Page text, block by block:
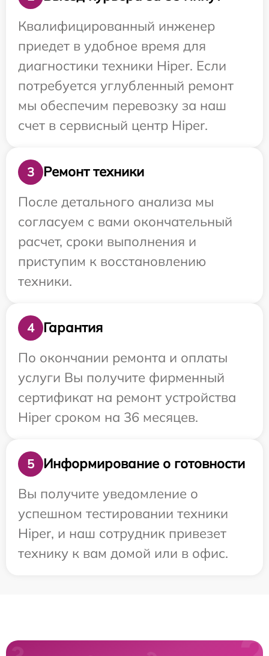
Квалифицированный инженер
приедет в удобное время для
диагностики техники Hiper. Если
потребуется углубленный ремонт
мы обеспечим перевозку за наш
счет в сервисный центр Hiper.
3
Ремонт техники
После детального анализа мы
согласуем с вами окончательный
расчет, сроки выполнения и
приступим к восстановлению
техники.
4
Гарантия
По окончании ремонта и оплаты
услуги Вы получите фирменный
сертификат на ремонт устройства
Hiper сроком на 36 месяцев.
5
Информирование о готовности
Вы получите уведомление о
успешном тестировании техники
Hiper, и наш сотрудник привезет
технику к вам домой или в офис.